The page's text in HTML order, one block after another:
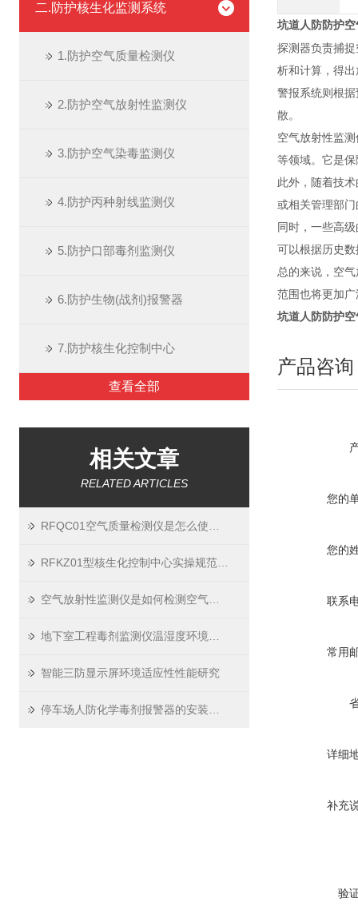
二.防护核生化监测系统
1.防护空气质量检测仪
2.防护空气放射性监测仪
3.防护空气染毒监测仪
4.防护丙种射线监测仪
5.防护口部毒剂监测仪
6.防护生物(战剂)报警器
7.防护核生化控制中心
查看全部
相关文章
RELATED ARTICLES
智能三防显示屏环境适应性性能研究
坑道人防防护空
探测器负责捕
析和计算，得
警报系统则根
散。
空气放射性监
等领域。它是
此外，随着技
或相关管理部
同时，一些高
可以根据历史
总的来说，空
范围也将更加广
坑道人防防护空
产品咨询
您的
您的
联系
常用
详细
补充
验